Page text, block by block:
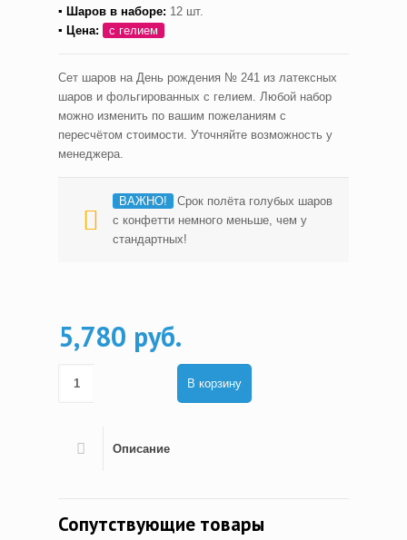
▪ Шаров в наборе: 12 шт.
▪ Цена:
с гелием
Сет шаров на День рождения № 241 из латексных
шаров и фольгированных с гелием. Любой набор
можно изменить по вашим пожеланиям с
пересчётом стоимости. Уточняйте возможность у
менеджера.
ВАЖНО!
Срок полёта голубых шаров
с конфетти немного меньше, чем у
стандартных!
5,780 руб.
В корзину
Описание
Сопутствующие товары